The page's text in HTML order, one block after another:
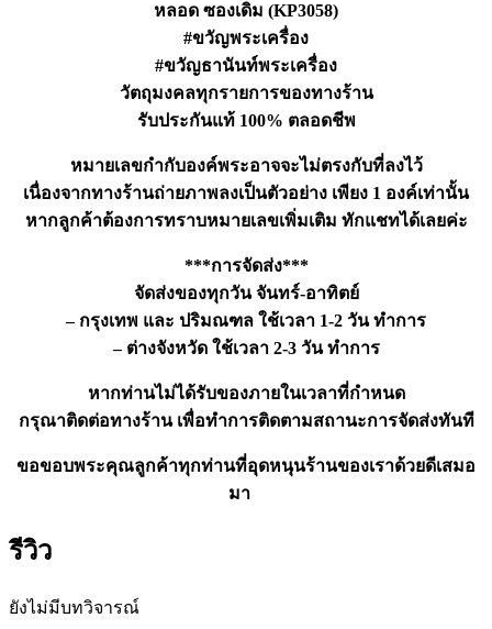
หลอด ซองเดิม (KP3058)
#ขวัญพระเครื่อง
#ขวัญธานันท์พระเครื่อง
วัตถุมงคลทุกรายการของทางร้าน
รับประกันแท้ 100% ตลอดชีพ
หมายเลขกำกับองค์พระอาจจะไม่ตรงกับที่ลงไว้
เนื่องจากทางร้านถ่ายภาพลงเป็นตัวอย่าง เพียง 1 องค์เท่านั้น
หากลูกค้าต้องการทราบหมายเลขเพิ่มเติม ทักแชทได้เลยค่ะ
***การจัดส่ง***
จัดส่งของทุกวัน จันทร์-อาทิตย์
– กรุงเทพ และ ปริมณฑล ใช้เวลา 1-2 วัน ทำการ
– ต่างจังหวัด ใช้เวลา 2-3 วัน ทำการ
หากท่านไม่ได้รับของภายในเวลาที่กำหนด
กรุณาติดต่อทางร้าน เพื่อทำการติดตามสถานะการจัดส่งทันที
ขอขอบพระคุณลูกค้าทุกท่านที่อุดหนุนร้านของเราด้วยดีเสมอ
มา
รีวิว
ยังไม่มีบทวิจารณ์